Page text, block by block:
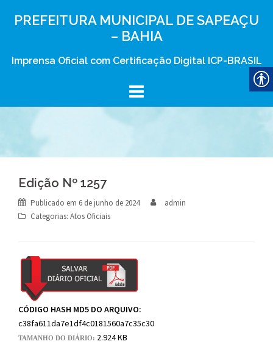
PREFEITURA MUNICIPAL DE SAPEAÇU
– BAHIA
Imprensa Oficial com Certificação Digital ICP-BRASIL
Edição Nº 1257
Publicado em 6 de junho de 2024
admin
Categorias: Atos Oficiais
CÓDIGO HASH MD5 DO ARQUIVO:
c38fa611da7e1df4c0181560a7c35c30
TAMANHO DO DIÁRIO: 2.924 KB